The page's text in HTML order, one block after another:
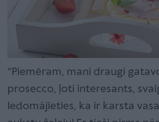
“Piemēram, mani draugi
prosecco, ļoti interesants,
Iedomājieties, ka ir karsta